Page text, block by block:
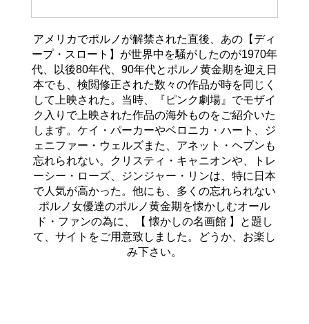
アメリカでポルノが解禁された直後、あの【ディ
ープ・スロート】が世界中を騒がしたのが1970年
代、以後80年代、90年代とポルノ黄金期を迎え日
本でも、検閲修正された数々の作品が時を同じく
して上映された。当時、『ピンク劇場』でモザイ
ク入りで上映された作品の海外ものをご紹介いた
します。ケイ・パーカーやベロニカ・ハート、ジ
ェニファー・ウェルズまた、アネット・ヘブンも
忘れられない。クリスティ・キャニオンや、トレ
ーシー・ローズ、ジンジャー・リンは、特に日本
で人気が高かった。他にも、多くの忘れられない
ポルノ女優達のポルノ黄金期を懐かしむオール
ド・ファンの為に、【 懐かしの名画館 】と題し
て、サイトをご用意致しました。どうか、お楽し
み下さい。